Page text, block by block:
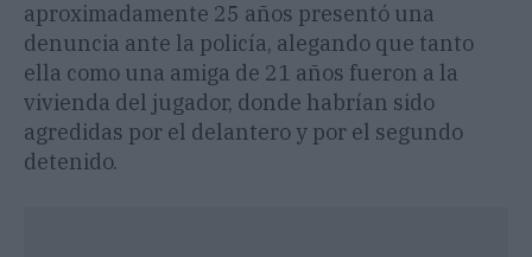
aproximadamente 25 años presentó una
denuncia ante la policía, alegando que tanto
ella como una amiga de 21 años fueron a la
vivienda del jugador, donde habrían sido
agredidas por el delantero y por el segundo
detenido.